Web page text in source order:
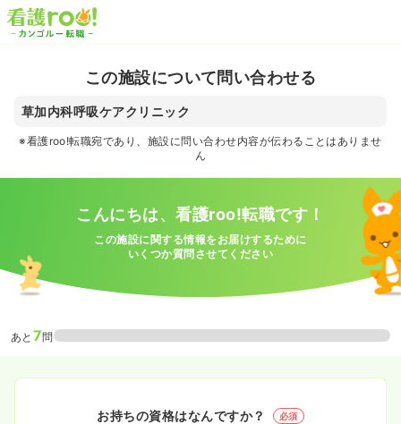
この施設について問い合わせる
草加内科呼吸ケアクリニック
※看護roo!転職宛であり、施設に問い合わせ内容が伝わることはありませ
ん
こんにちは、看護roo!転職です！
この施設に関する情報をお届けするために
いくつか質問させてください
あと 7問
お持ちの資格はなんですか？ 必須